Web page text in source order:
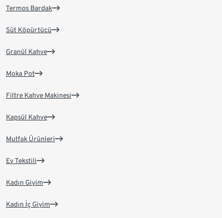
Termos Bardak
Süt Köpürtücü
Granül Kahve
Moka Pot
Filtre Kahve Makinesi
Kapsül Kahve
Mutfak Ürünleri
Ev Tekstili
Kadın Giyim
Kadın İç Giyim